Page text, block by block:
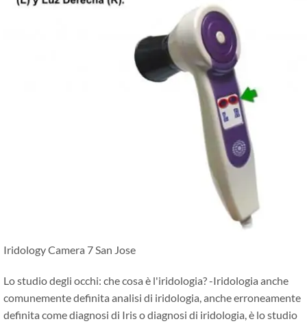
Iridology Camera 7 San Jose
Lo studio degli occhi: che cosa è l'iridologia? -Iridologia anche
comunemente definita analisi di iridologia, anche erroneamente
definita come diagnosi di Iris o diagnosi di iridologia, è lo studio